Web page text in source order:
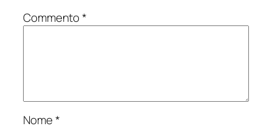
Commento*
Nome*